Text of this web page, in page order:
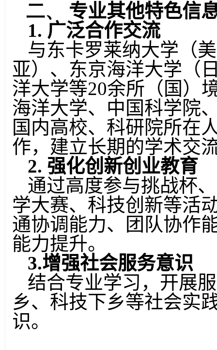
二、 专业其他特色信
1. 广泛合作交流
与东卡罗莱纳大学（
亚）、东京海洋大学（
洋大学等20余所（国）
海洋大学、中国科学院
国内高校、科研院所在
作，建立长期的学术交
2. 强化创新创业教育
通过高度参与挑战杯
学大赛、科技创新等活
通协调能力、团队协作
能力提升。
3.增强社会服务意识
结合专业学习，开展
乡、科技下乡等社会实
识。